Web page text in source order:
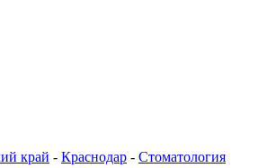
край - Краснодар - Стоматология